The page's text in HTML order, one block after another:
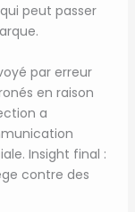
peut passer
par erreur
en raison
a
Insight final :
contre des